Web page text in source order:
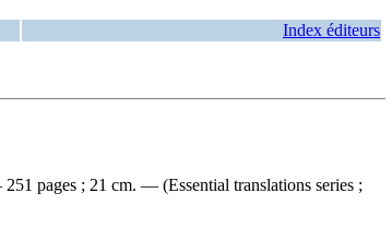
Index éditeurs
pages ; 21 cm. — (Essential translations series ;